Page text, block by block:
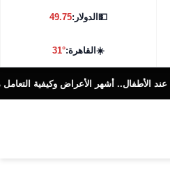
💵الدولار:49.75
☀️القاهرة:31°
أشهر الأعراض وكيفية التعامل معها؟